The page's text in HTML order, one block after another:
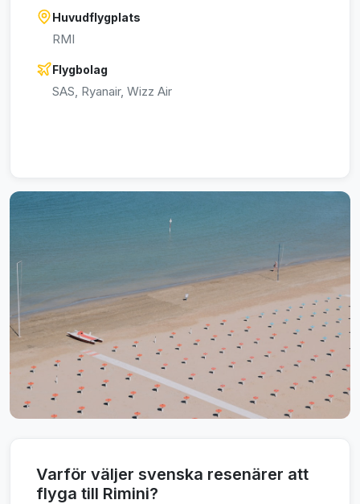
Huvudflygplats
RMI
Flygbolag
SAS, Ryanair, Wizz Air
Varför väljer svenska resenärer att
flyga till Rimini?